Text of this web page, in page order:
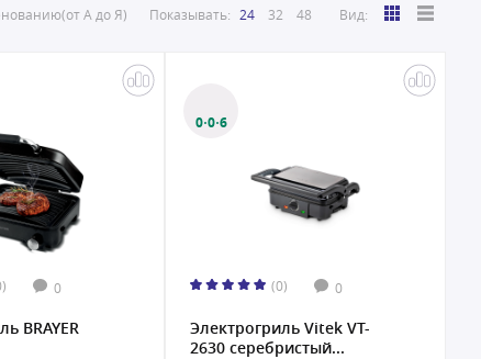
А до Я) Показывать: 24 32 48 Вид:
0
BRAYER
0·0·6
(0) 0
Электрогриль Vitek VT-
2630 cеребристый...